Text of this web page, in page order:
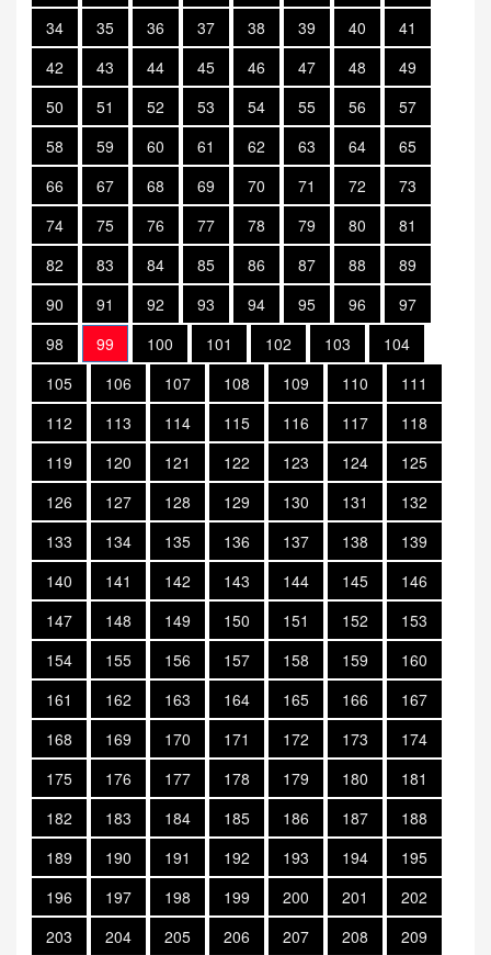
34
35 36 37 38 39 40
41
42
43 44 45 46 47 48
49
50
51 52 53 54 55 56
57
58
59 60 61 62 63 64
65
66
67 68 69 70 71 72
73
74
75 76 77 78 79 80
81
82
83 84 85 86 87 88
89
90
91 92 93 94 95 96
97
98
99 100 101 102 103
104
105
106 107 108 109 110
111
112
113 114 115 116 117
118
119
120 121 122 123 124
125
126
127 128 129 130 131
132
133
134 135 136 137 138
139
140
141 142 143 144 145
146
147
148 149 150 151 152
153
154
155 156 157 158 159
160
161
162 163 164 165 166
167
168
169 170 171 172 173
174
175
176 177 178 179 180
181
182
183 184 185 186 187
188
189
190 191 192 193 194
195
196
197 198 199 200 201
202
203
204 205 206 207 208
209